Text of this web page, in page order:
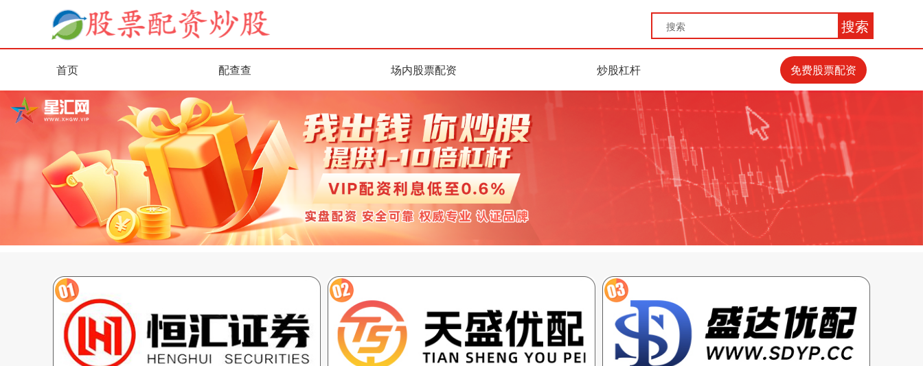
搜索
首页 配查查 场内股票配资 炒股杠杆 免费股票配资